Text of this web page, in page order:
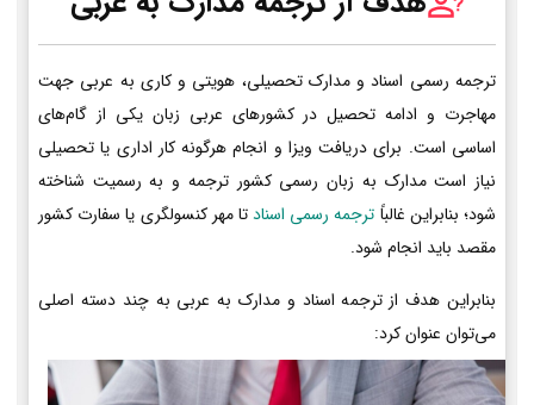
ترجمه رسمی اسناد و مدارک تحصیلی، هویتی و کاری به عربی جهت
مهاجرت و ادامه تحصیل در کشورهای عربی زبان یکی از گام‌های
اساسی است. برای دریافت ویزا و انجام هرگونه کار اداری یا تحصیلی
نیاز است مدارک به زبان رسمی کشور ترجمه و به رسمیت شناخته
شود؛ بنابراین غالباً ترجمه رسمی اسنادتا مهر کنسولگری یا سفارت کشور
مقصد باید انجام شود.
بنابراین هدف از ترجمه اسناد و مدارک به عربی به چند دسته اصلی
می‌توان عنوان کرد: